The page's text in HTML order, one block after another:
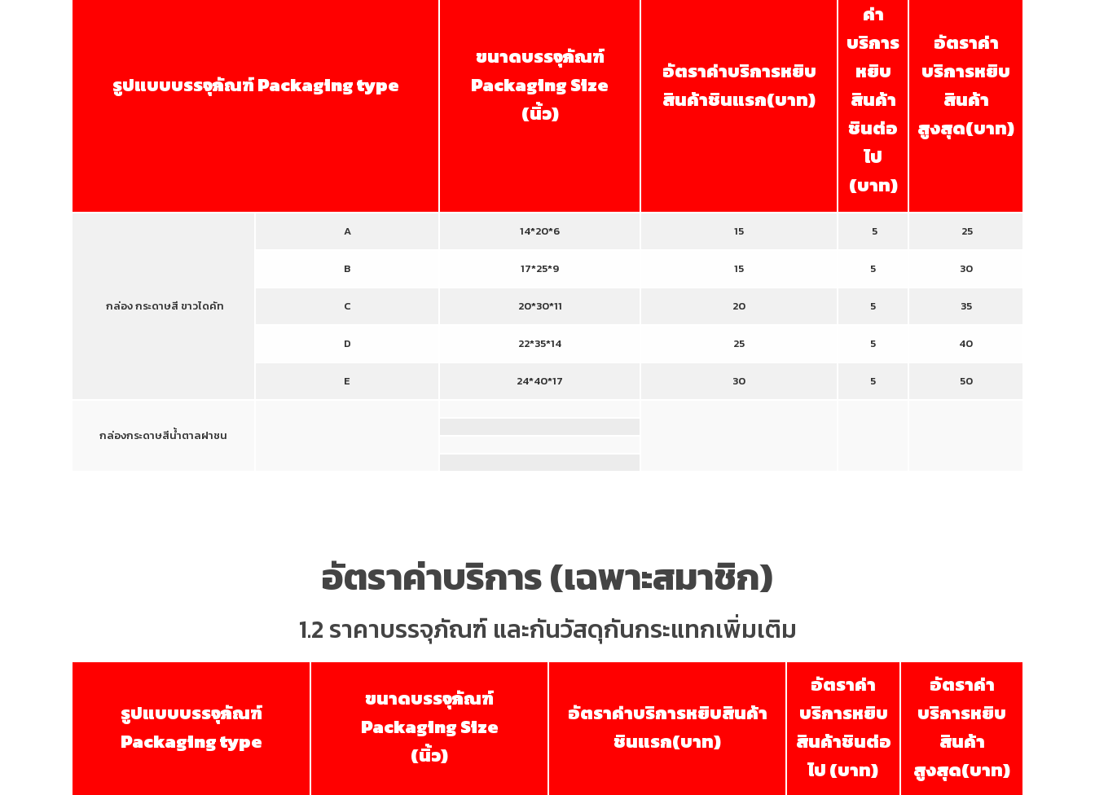
รูปแบบบรรจุภัณฑ์ Packaging type
ขนาดบรรจุภัณฑ์
Packaging Size
(นิ้ว)
อัตราค่าบริการหยิบ
สินค้าชินแรก(บาท)
ค่า
บริการ
หยิบ
สินค้า
ชินต่อ
ไป
(บาท)
อัตราค่า
บริการหยิบ
สินค้า
สูงสุด(บาท)
กล่อง กระดาษสี ขาวไดคัท
A 14*20*6 15 5 25
B 17*25*9 15 5 30
C 20*30*11 20 5 35
D 22*35*14 25 5 40
E 24*40*17 30 5 50
กล่องกระดาษสีน้ำตาลฝาชน
อัตราค่าบริการ (เฉพาะสมาชิก)
1.2 ราคาบรรจุภัณฑ์ และกันวัสดุกันกระแทกเพิ่มเติม
รูปแบบบรรจุภัณฑ์
Packaging type
ขนาดบรรจุภัณฑ์
Packaging Size
(นิ้ว)
อัตราค่าบริการหยิบสินค้า
ชินแรก(บาท)
อัตราค่า
บริการหยิบ
สินค้าชินต่อ
ไป (บาท)
อัตราค่า
บริการหยิบ
สินค้า
สูงสุด(บาท)